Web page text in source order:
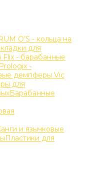
O’S - кольца на
для
Flix - барабанные
Prologix -
демпферы Vic
для
Барабанные
и язычковые
Пластики для